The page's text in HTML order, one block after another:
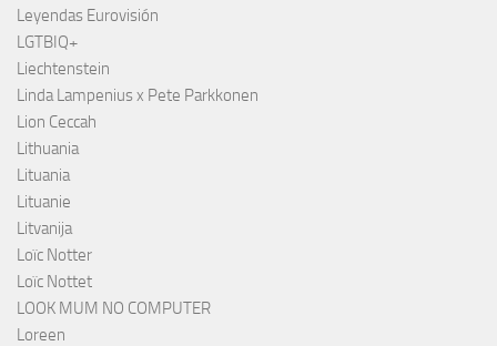
Leyendas Eurovisión
LGTBIQ+
Liechtenstein
Linda Lampenius x Pete Parkkonen
Lion Ceccah
Lithuania
Lituania
Lituanie
Litvanija
Loïc Notter
Loïc Nottet
LOOK MUM NO COMPUTER
Loreen